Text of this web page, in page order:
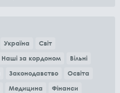
Україна
Світ
Наші за кордоном
Вільні
Законодавство
Освіта
Медицина Фінанси